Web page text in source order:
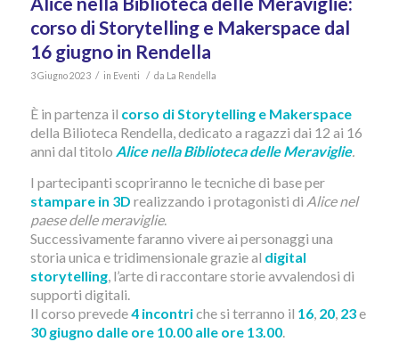
corso di Storytelling e Makerspace dal
16 giugno in Rendella
3 Giugno 2023 / in Eventi / da La Rendella
È in partenza il corso di Storytelling e Makerspace
della Bilioteca Rendella, dedicato a ragazzi dai 12 ai 16
anni dal titolo Alice nella Biblioteca delle Meraviglie.
I partecipanti scopriranno le tecniche di base per
stampare in 3D realizzando i protagonisti di Alice nel
paese delle meraviglie.
Successivamente faranno vivere ai personaggi una
storia unica e tridimensionale grazie al digital
storytelling, l’arte di raccontare storie avvalendosi di
supporti digitali.
Il corso prevede4 incontriche si terranno il 16, 20, 23e
30 giugno dalle ore 10.00 alle ore 13.00.